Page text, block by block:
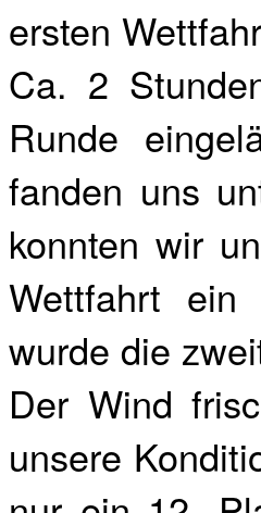
ersten
Ca. 2
Runde
fanden uns
konnten wir
Wettfahrt ein
wurde die
Der Wind
unsere